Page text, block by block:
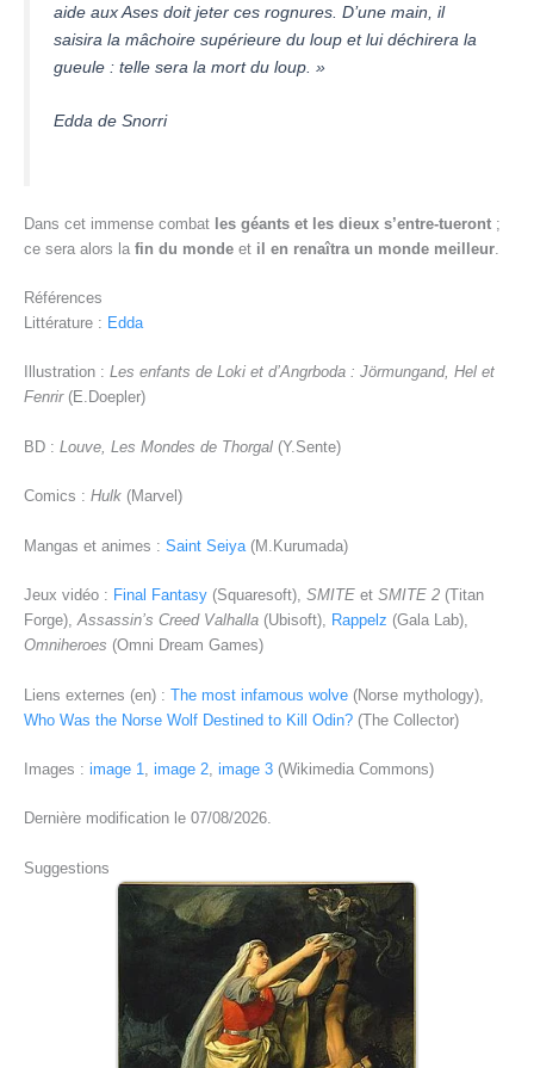
aide aux Ases doit jeter ces rognures. D’une main, il
saisira la mâchoire supérieure du loup et lui déchirera la
gueule : telle sera la mort du loup. »
Edda de Snorri
Dans cet immense combat les géants et les dieux s’entre-tueront ;
ce sera alors la fin du monde et il en renaîtra un monde meilleur
Références
Littérature : Edda
Illustration : Les enfants de Loki et d’Angrboda : Jörmungand, Hel et
Fenrir(E.Doepler)
BD : Louve, Les Mondes de Thorgal (Y.Sente)
Comics : Hulk (Marvel)
Mangas et animes : Saint Seiya (M.Kurumada)
Jeux vidéo : Final Fantasy (Squaresoft), SMITE et SMITE 2 (Titan
Forge),Assassin’s Creed Valhalla (Ubisoft), Rappelz (Gala Lab),
Omniheroes (Omni Dream Games)
Liens externes (en) : The most infamous wolve (Norse mythology),
Who Was the Norse Wolf Destined to Kill Odin? (The Collector)
Images : image 1 image 2 image 3 (Wikimedia Commons)
Dernière modification le 07/08/2026.
Suggestions